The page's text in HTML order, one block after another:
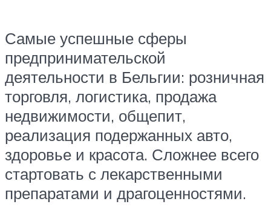
Самые успешные сферы
предпринимательской
деятельности в Бельгии: розничная
торговля, логистика, продажа
недвижимости, общепит,
реализация подержанных авто,
здоровье и красота. Сложнее всего
стартовать с лекарственными
препаратами и драгоценностями.